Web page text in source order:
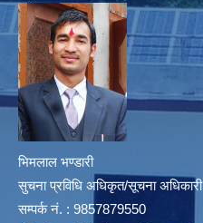
भिमलाल भण्डारी
सुचना प्रविधि अधिकृत/सूचना अधिकारी
सम्पर्क नं. : 9857879550